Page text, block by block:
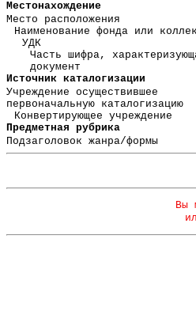
Местонахождение
Место расположения
Наименование фонда или
УДК
Часть шифра,
документ
Источник каталогизации
Учреждение осуществившее
первоначальную каталогизацию
Конвертирующее учреждение
Предметная рубрика
Подзаголовок жанра/формы
Вы